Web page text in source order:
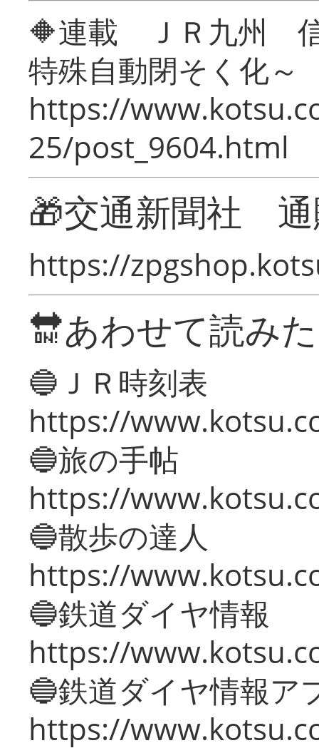
🔶連載 ＪＲ九州 信
特殊自動閉そく化～
https://
25/post_9604.html
🎁交通新聞社
https://
🔛あわせて読み
🔵ＪＲ時刻表
https://
🔵旅の手帖
https://
🔵散歩の達人
https://
🔵鉄道ダイヤ情報
https://
🔵鉄道ダイヤ情報ア
https://